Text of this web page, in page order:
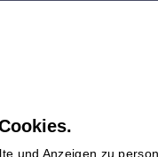
und Anzeigen zu